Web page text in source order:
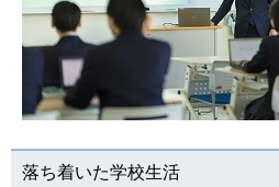
落ち着いた学校生活